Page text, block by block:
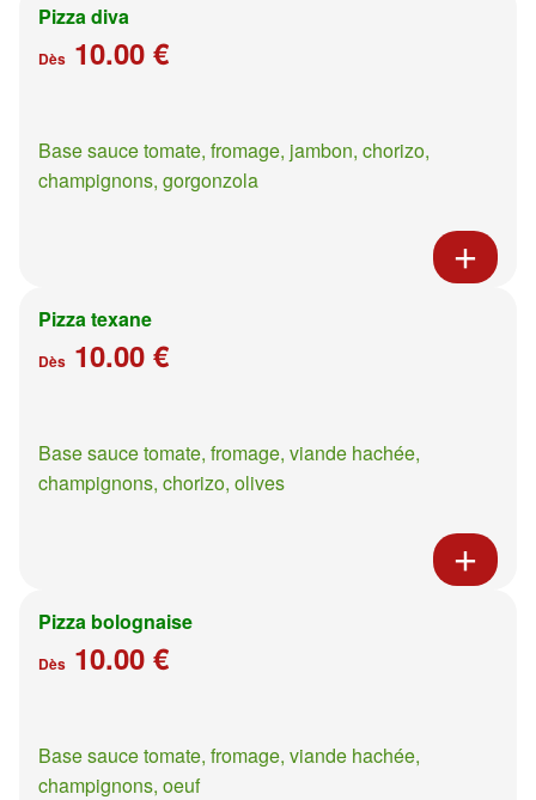
Pizza diva
Dès 10.00 €
Base sauce tomate, fromage, jambon, chorizo,
champignons, gorgonzola
Pizza texane
Dès 10.00 €
Base sauce tomate, fromage, viande hachée,
champignons, chorizo, olives
Pizza bolognaise
Dès 10.00 €
Base sauce tomate, fromage, viande hachée,
champignons, oeuf